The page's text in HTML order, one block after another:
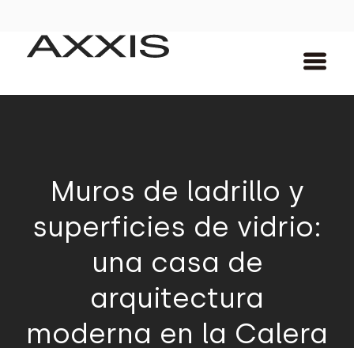
Muros de ladrillo y
superficies de vidrio:
una casa de
arquitectura
moderna en la Calera